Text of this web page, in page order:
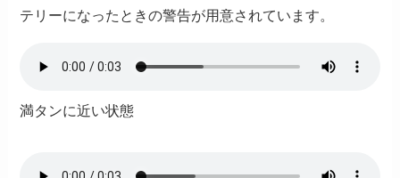
テリーになったときの警告が用意されています。
満タンに近い状態